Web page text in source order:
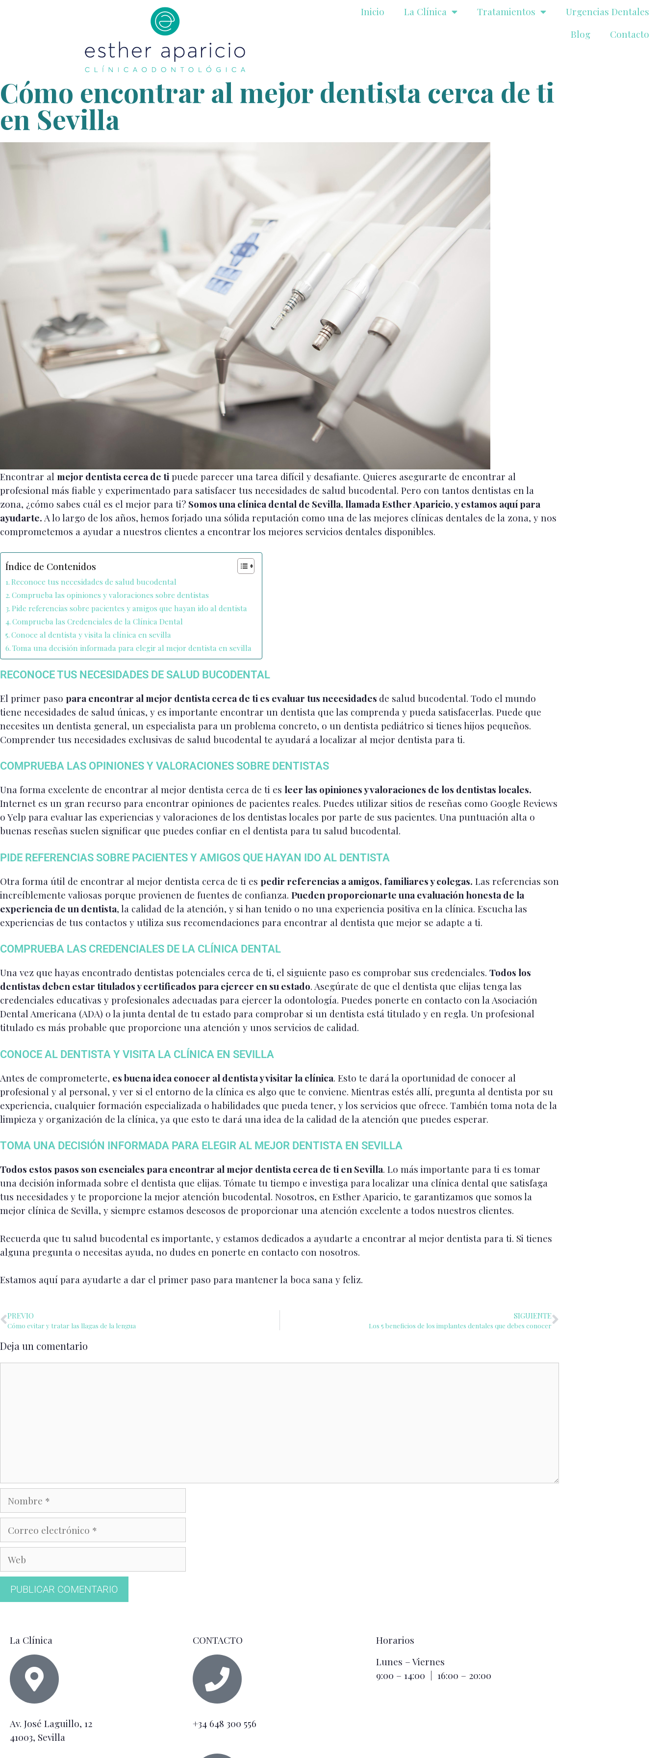
Inicio La Clínica Tratamientos
Urgencias Dentales
Blog
Contacto
Cómo encontrar al mejor dentista cerca de ti
en Sevilla
Encontrar al mejor dentista cerca de ti puede parecer una tarea difícil y desafiante. Quieres asegurarte de encontrar al
profesional más fiable y experimentado para satisfacer tus necesidades de salud bucodental. Pero con tantos dentistas en la
zona, ¿cómo sabes cuál es el mejor para ti? Somos una clínica dental de Sevilla, llamada Esther Aparicio, y estamos aquí para
ayudarte. A lo largo de los años, hemos forjado una sólida reputación como una de las mejores clínicas dentales de la zona, y nos
comprometemos a ayudar a nuestros clientes a encontrar los mejores servicios dentales disponibles.
Índice de Contenidos
Reconoce tus necesidades de salud bucodental
Comprueba las opiniones y valoraciones sobre dentistas
Pide referencias sobre pacientes y amigos que hayan ido al dentista
Comprueba las Credenciales de la Clínica Dental
Conoce al dentista y visita la clínica en sevilla
Toma una decisión informada para elegir al mejor dentista en sevilla
RECONOCE TUS NECESIDADES DE SALUD BUCODENTAL
El primer paso para encontrar al mejor dentista cerca de ti es evaluar tus necesidades de salud bucodental. Todo el mundo
tiene necesidades de salud únicas, y es importante encontrar un dentista que las comprenda y pueda satisfacerlas. Puede que
necesites un dentista general, un especialista para un problema concreto, o un dentista pediátrico si tienes hijos pequeños.
Comprender tus necesidades exclusivas de salud bucodental te ayudará a localizar al mejor dentista para ti.
COMPRUEBA LAS OPINIONES Y VALORACIONES SOBRE DENTISTAS
Una forma excelente de encontrar al mejor dentista cerca de ti es leer las opiniones y valoraciones de los dentistas locales.
Internet es un gran recurso para encontrar opiniones de pacientes reales. Puedes utilizar sitios de reseñas como Google Reviews
o Yelp para evaluar las experiencias y valoraciones de los dentistas locales por parte de sus pacientes. Una puntuación alta o
buenas reseñas suelen significar que puedes confiar en el dentista para tu salud bucodental.
PIDE REFERENCIAS SOBRE PACIENTES Y AMIGOS QUE HAYAN IDO AL DENTISTA
Otra forma útil de encontrar al mejor dentista cerca de ti es pedir referencias a amigos, familiares y colegas. Las referencias son
increíblemente valiosas porque provienen de fuentes de confianza. Pueden proporcionarte una evaluación honesta de la
experiencia de un dentista, la calidad de la atención, y si han tenido o no una experiencia positiva en la clínica. Escucha las
experiencias de tus contactos y utiliza sus recomendaciones para encontrar al dentista que mejor se adapte a ti.
COMPRUEBA LAS CREDENCIALES DE LA CLÍNICA DENTAL
Una vez que hayas encontrado dentistas potenciales cerca de ti, el siguiente paso es comprobar sus credenciales. Todos los
dentistas deben estar titulados y certificados para ejercer en su estado. Asegúrate de que el dentista que elijas tenga las
credenciales educativas y profesionales adecuadas para ejercer la odontología. Puedes ponerte en contacto con la Asociación
Dental Americana (ADA) o la junta dental de tu estado para comprobar si un dentista está titulado y en regla. Un profesional
titulado es más probable que proporcione una atención y unos servicios de calidad.
CONOCE AL DENTISTA Y VISITA LA CLÍNICA EN SEVILLA
Antes de comprometerte, es buena idea conocer al dentista y visitar la clínica. Esto te dará la oportunidad de conocer al
profesional y al personal, y ver si el entorno de la clínica es algo que te conviene. Mientras estés allí, pregunta al dentista por su
experiencia, cualquier formación especializada o habilidades que pueda tener, y los servicios que ofrece. También toma nota de la
limpieza y organización de la clínica, ya que esto te dará una idea de la calidad de la atención que puedes esperar.
TOMA UNA DECISIÓN INFORMADA PARA ELEGIR AL MEJOR DENTISTA EN SEVILLA
Todos estos pasos son esenciales para encontrar al mejor dentista cerca de ti en Sevilla. Lo más importante para ti es tomar
una decisión informada sobre el dentista que elijas. Tómate tu tiempo e investiga para localizar una clínica dental que satisfaga
tus necesidades y te proporcione la mejor atención bucodental. Nosotros, en Esther Aparicio, te garantizamos que somos la
mejor clínica de Sevilla, y siempre estamos deseosos de proporcionar una atención excelente a todos nuestros clientes.
Recuerda que tu salud bucodental es importante, y estamos dedicados a ayudarte a encontrar al mejor dentista para ti. Si tienes
alguna pregunta o necesitas ayuda, no dudes en ponerte en contacto con nosotros.
Estamos aquí para ayudarte a dar el primer paso para mantener la boca sana y feliz.
PREVIO
Cómo evitar y tratar las llagas de la lengua
SIGUIENTE
Los 5 beneficios de los implantes dentales que debes conocer
Deja un comentario
La Clínica
Av. José Laguillo, 12
41003, Sevilla
CONTACTO
+34 648 300 556
Horarios
Lunes – Viernes
9:00 – 14:00 | 16:00 – 20:00